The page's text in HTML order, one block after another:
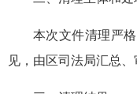
本次文件清理严
见，由区司法局汇总